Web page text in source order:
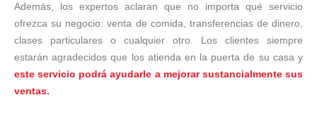
Además, los expertos aclaran que no importa qué servicio
ofrezca su negocio: venta de comida, transferencias de dinero,
clases particulares o cualquier otro. Los clientes siempre
estarán agradecidos que los atienda en la puerta de su casa y
este servicio podrá ayudarle a mejorar sustancialmente sus
ventas.